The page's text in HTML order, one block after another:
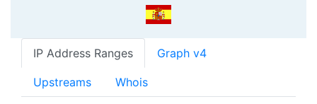
IP Address Ranges Graph v4
Upstreams Whois